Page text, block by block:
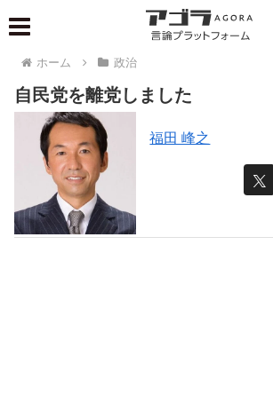
ホーム 政治
自民党を離党しました
福田 峰之